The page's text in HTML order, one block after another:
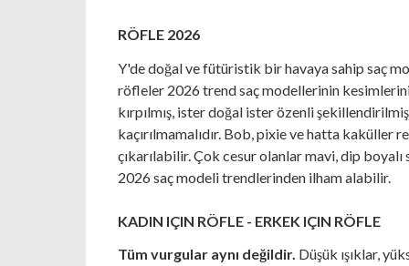
RÖFLE 2026
Y'de doğal ve fütüristik bir havaya sahip saç
röfleler 2026 trend saç modellerinin
kırpılmış, ister doğal ister özenli
kaçırılmamalıdır. Bob, pixie ve hatta kaküller
çıkarılabilir. Çok cesur olanlar mavi, dip
2026 saç modeli trendlerinden ilham alabilir.
KADIN IÇIN RÖFLE - ERKEK IÇIN RÖFLE
Tüm vurgular aynı değildir. Düşük ışıklar,